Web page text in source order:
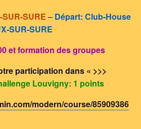
SURE – Départ: Club-House
SUR-SURE
et formation des groupes
participation dans « >>>
Louvigny: 1 points
modern/course/85909386